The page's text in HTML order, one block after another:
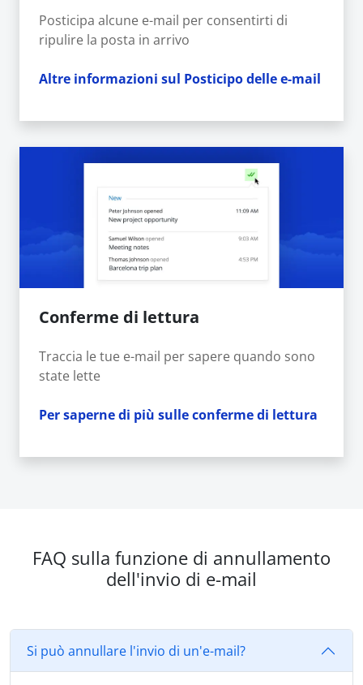
Posticipa alcune e-mail per consentirti di
ripulire la posta in arrivo
Altre informazioni sul Posticipo delle e-mail
Conferme di lettura
Traccia le tue e-mail per sapere quando sono
state lette
Per saperne di più sulle conferme di lettura
FAQ sulla funzione di annullamento
dell'invio di e-mail
Si può annullare l'invio di un'e-mail?